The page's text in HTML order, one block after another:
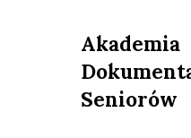
Akademia
Seniorów